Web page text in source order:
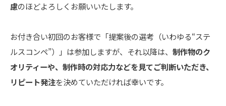
慮のほどよろしくお願いいたします。
お付き合い初回のお客様で「提案後の選考（いわゆる“ステ
ルスコンペ”）」は参加しますが、それ以降は、 制作物のク
オリティーや、制作時の対応力などを見てご判断いただき、
リピート発注を決めていただければ幸いです。